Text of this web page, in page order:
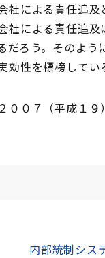
社による責任追
社による責任追
だろう。そのよ
効性を標榜してい
００７（平成１９
内部統制シス